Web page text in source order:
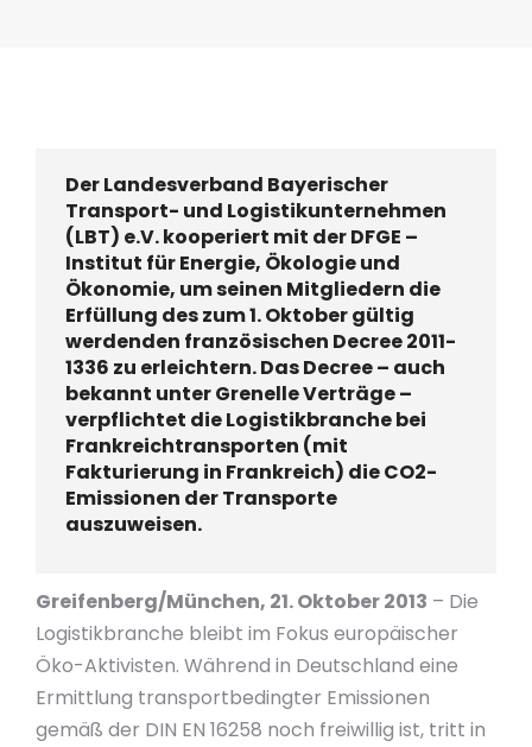
Der Landesverband Bayerischer
Transport- und Logistikunternehmen
(LBT) e.V. kooperiert mit der DFGE –
Institut für Energie, Ökologie und
Ökonomie, um seinen Mitgliedern die
Erfüllung des zum 1. Oktober gültig
werdenden französischen Decree 2011-
1336 zu erleichtern. Das Decree – auch
bekannt unter Grenelle Verträge –
verpflichtet die Logistikbranche bei
Frankreichtransporten (mit
Fakturierung in Frankreich) die CO2-
Emissionen der Transporte
auszuweisen.
Greifenberg/München, 21. Oktober 2013 – Die
Logistikbranche bleibt im Fokus europäischer
Öko-Aktivisten. Während in Deutschland eine
Ermittlung transportbedingter Emissionen
gemäß der DIN EN 16258 noch freiwillig ist, tritt in